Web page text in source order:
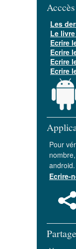
Les
Le
Ecrire
Ecrire
Ecrire
Ecrire
Pour
android.
Ecrire-